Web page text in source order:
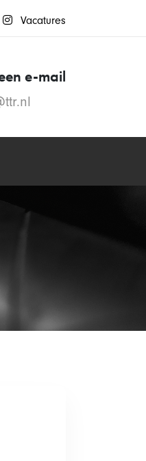
Vacatures
e-mail